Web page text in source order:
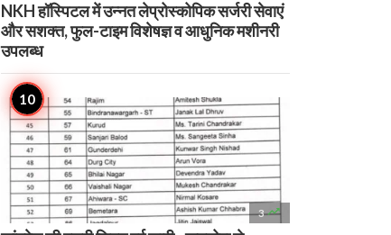
NKH हॉस्पिटल में उन्नत लेप्रोस्कोपिक सर्जरी सेवाएं
और सशक्त, फुल-टाइम विशेषज्ञ व आधुनिक मशीनरी
उपलब्ध
3 